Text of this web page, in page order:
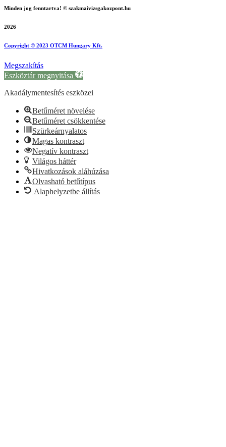
Minden jog fenntartva! © szakmaivizsgakozpont.hu
2026
Copyright © 2023 OTCM Hungary Kft.
Megszakítás
Eszköztár megnyitása
Akadálymentesítés eszközei
Betűméret növelése
Betűméret csökkentése
Szürkeárnyalatos
Magas kontraszt
Negatív kontraszt
Világos háttér
Hivatkozások aláhúzása
Olvasható betűtípus
Alaphelyzetbe állítás